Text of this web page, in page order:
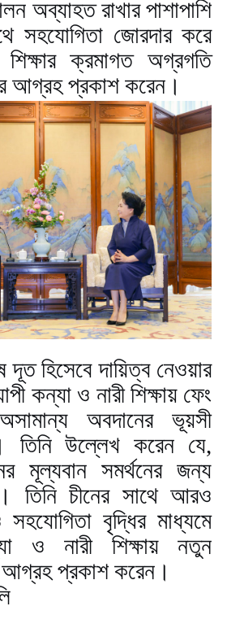
অব্যাহত রাখার পাশাপাশি
সহযোগিতা জোরদার করে
শিক্ষার ক্রমাগত অগ্রগতি
আগ্রহ প্রকাশ করেন।
দূত হিসেবে দায়িত্ব নেওয়ার
কন্যা ও নারী শিক্ষায় ফেং
অবদানের ভূয়সী
তিনি উল্লেখ করেন যে,
মূল্যবান সমর্থনের জন্য
চীনের সাথে আরও
সহযোগিতা বৃদ্ধির মাধ্যমে
ও নারী শিক্ষায় নতুন
প্রকাশ করেন।